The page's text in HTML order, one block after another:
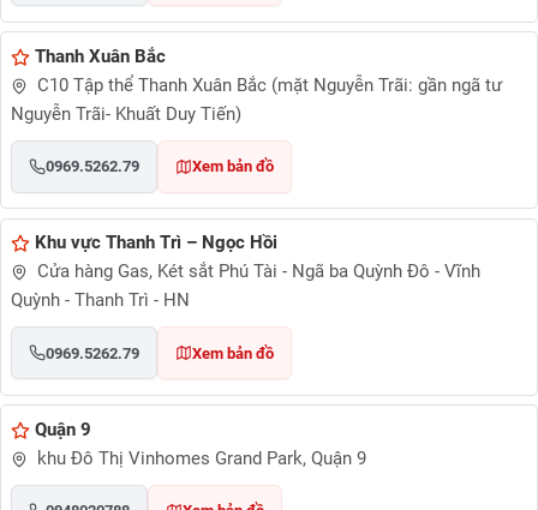
Thanh Xuân Bắc
C10 Tập thể Thanh Xuân Bắc (mặt Nguyễn Trãi: gần ngã tư
Nguyễn Trãi- Khuất Duy Tiến)
0969.5262.79 Xem bản đồ
Khu vực Thanh Trì – Ngọc Hồi
Cửa hàng Gas, Két sắt Phú Tài - Ngã ba Quỳnh Đô - Vĩnh
Quỳnh - Thanh Trì - HN
0969.5262.79 Xem bản đồ
Quận 9
khu Đô Thị Vinhomes Grand Park, Quận 9